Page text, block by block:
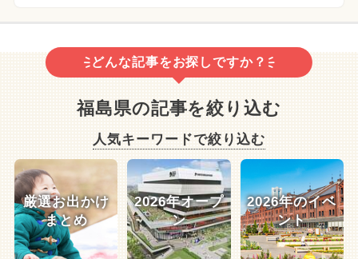
どんな記事をお探しですか？
福島県の記事を絞り込む
人気キーワードで絞り込む
厳選お出かけ
まとめ
2026年オープ
ン
2026年のイベ
ント